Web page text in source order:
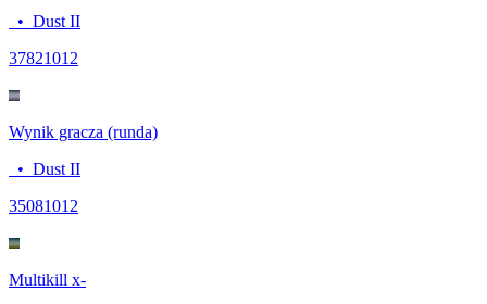
• Dust II
37821012
Wynik gracza (runda)
• Dust II
35081012
Multikill x-